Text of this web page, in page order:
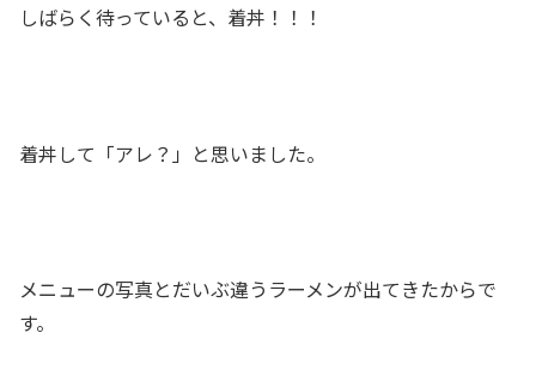
しばらく待っていると、着丼！！！
着丼して「アレ？」と思いました。
メニューの写真とだいぶ違うラーメンが出てきたからで
す。